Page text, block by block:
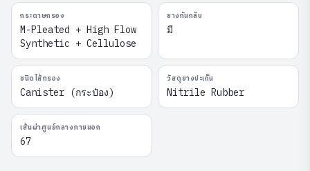
กระดาษกรอง
M-Pleated + High Flow
Synthetic + Cellulose
ยางกันกลับ
มี
ชนิดไส้กรอง
Canister (กระป๋อง)
วัสดุยางปะเก็น
Nitrile Rubber
เส้นผ่าศูนย์กลางภายนอก
67